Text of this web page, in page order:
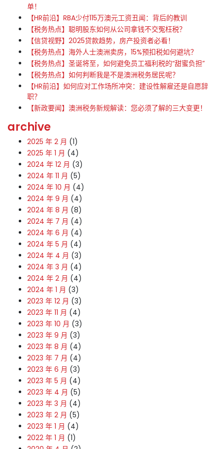
单！
【HR前沿】RBA少付115万澳元工资丑闻：背后的教训
【税务热点】聪明股东如何从公司拿钱不交冤枉税？
【信贷视野】2025贷款趋势，房产投资者必看！
【税务热点】海外人士澳洲卖房，15%预扣税如何避坑？
【税务热点】圣诞将至，如何避免员工福利税的“甜蜜负担”
【税务热点】如何判断我是不是澳洲税务居民呢？
【HR前沿】如何应对工作场所冲突：建设性解雇还是自愿辞
职？
【新政要闻】澳洲税务新规解读：您必须了解的三大变更！
archive
2025 年 2 月 (1)
2025 年 1 月 (4)
2024 年 12 月 (3)
2024 年 11 月 (5)
2024 年 10 月 (4)
2024 年 9 月 (4)
2024 年 8 月 (8)
2024 年 7 月 (4)
2024 年 6 月 (4)
2024 年 5 月 (4)
2024 年 4 月 (3)
2024 年 3 月 (4)
2024 年 2 月 (4)
2024 年 1 月 (3)
2023 年 12 月 (3)
2023 年 11 月 (4)
2023 年 10 月 (3)
2023 年 9 月 (3)
2023 年 8 月 (4)
2023 年 7 月 (4)
2023 年 6 月 (3)
2023 年 5 月 (4)
2023 年 4 月 (5)
2023 年 3 月 (4)
2023 年 2 月 (5)
2023 年 1 月 (4)
2022 年 1 月 (1)